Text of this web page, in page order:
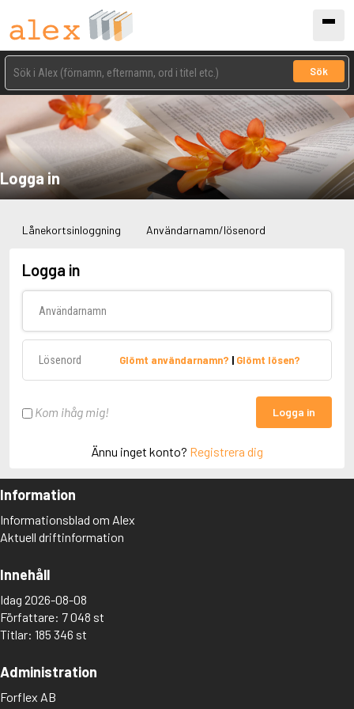
Sök
Logga in
Lånekortsinloggning Användarnamn/lösenord
Logga in
Glömt användarnamn? | Glömt lösen?
Kom ihåg mig! Logga in
Ännu inget konto? Registrera dig
Information
Informationsblad om Alex
Aktuell driftinformation
Innehåll
Idag 2026-08-08
Författare: 7 048 st
Titlar: 185 346 st
Administration
Forflex AB